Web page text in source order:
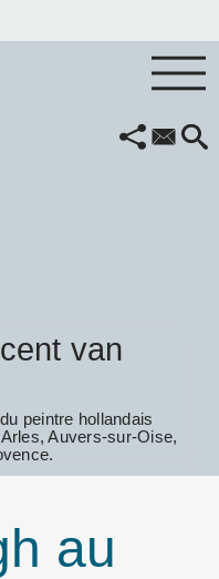
van
peintre hollandais
Auvers-sur-Oise,
au